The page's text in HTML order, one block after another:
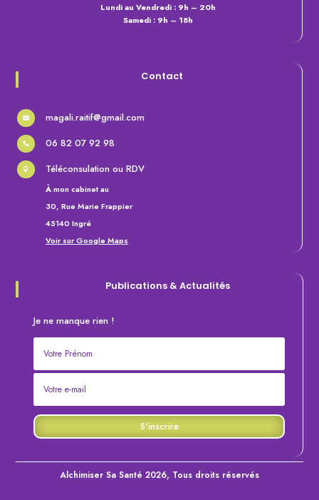
Lundi au Vendredi : 9h – 20h
Samedi : 9h – 18h
Contact
 magali.raitif@gmail.com
 06 82 07 92 98
 Téléconsulation ou RDV
Àmon cabinet au
30, Rue Marie Frappier
45140 Ingré
Voir sur Google Maps
Publications &Actualités
Je ne manque rien !
S'inscrire
Alchimiser Sa Santé 2026, Tous droits réservés